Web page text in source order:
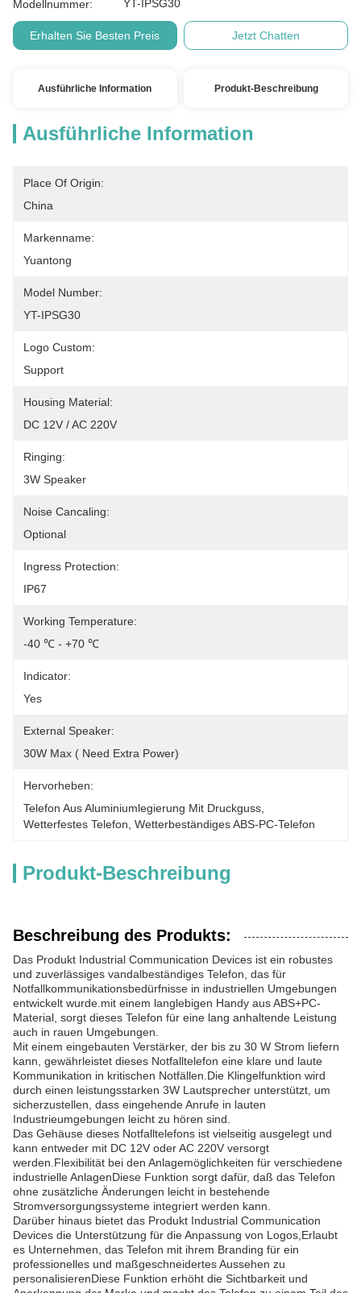
Modellnummer: YT-IPSG30
Erhalten Sie Besten Preis Jetzt Chatten
Ausführliche Information Produkt-Beschreibung
Ausführliche Information
Place Of Origin:
China
Markenname:
Yuantong
Model Number:
YT-IPSG30
Logo Custom:
Support
Housing Material:
DC 12V / AC 220V
Ringing:
3W Speaker
Noise Cancaling:
Optional
Ingress Protection:
IP67
Working Temperature:
-40 ℃ - +70 ℃
Indicator:
Yes
External Speaker:
30W Max ( Need Extra Power)
Hervorheben:
Telefon Aus Aluminiumlegierung Mit Druckguss
Wetterfestes Telefon Wetterbeständiges ABS-PC-Telefon
Produkt-Beschreibung
Beschreibung des Produkts:
Das Produkt Industrial Communication Devices ist ein robustes
und zuverlässiges vandalbeständiges Telefon, das für
Notfallkommunikationsbedürfnisse in industriellen Umgebungen
entwickelt wurde.mit einem langlebigen Handy aus ABS+PC-
Material, sorgt dieses Telefon für eine lang anhaltende Leistung
auch in rauen Umgebungen.
Mit einem eingebauten Verstärker, der bis zu 30 W Strom liefern
kann, gewährleistet dieses Notfalltelefon eine klare und laute
Kommunikation in kritischen Notfällen.Die Klingelfunktion wird
durch einen leistungsstarken 3W Lautsprecher unterstützt, um
sicherzustellen, dass eingehende Anrufe in lauten
Industrieumgebungen leicht zu hören sind.
Das Gehäuse dieses Notfalltelefons ist vielseitig ausgelegt und
kann entweder mit DC 12V oder AC 220V versorgt
werden.Flexibilität bei den Anlagemöglichkeiten für verschiedene
industrielle AnlagenDiese Funktion sorgt dafür, daß das Telefon
ohne zusätzliche Änderungen leicht in bestehende
Stromversorgungssysteme integriert werden kann.
Darüber hinaus bietet das Produkt Industrial Communication
Devices die Unterstützung für die Anpassung von Logos,Erlaubt
es Unternehmen, das Telefon mit ihrem Branding für ein
professionelles und maßgeschneidertes Aussehen zu
personalisierenDiese Funktion erhöht die Sichtbarkeit und